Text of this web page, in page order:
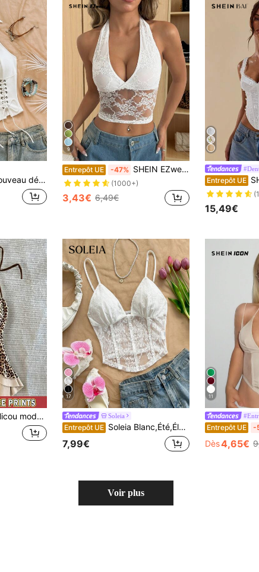
de musique, le style bohème, les croisières, la plage, Noël, le Nouvel An, les boîtes de nuit, le style boho, les vêtements d'automne pour femmes, le style vintage
9
Entrepôt UE -47% SHEIN EZwear Camisole casual minimaliste pour femmes, col ras-du-cou, en couleur unie avec patchwork en dentelle
(1000+)
3,43€ 6,49€
Entrepôt UE SHEIN
15,49€
patchwork, pour le quotidien
17
Soleia
Entrepôt UE Soleia Blanc,Été,Élégant,Séduisant,Débardeur à bretelles spaghetti col V tricoté dos croisé sans dos pour soirée en amoureux,Top bohème boho vacances vintage vacances
7,99€
11
Entrepôt UE -
Dès4,65€
Voir plus